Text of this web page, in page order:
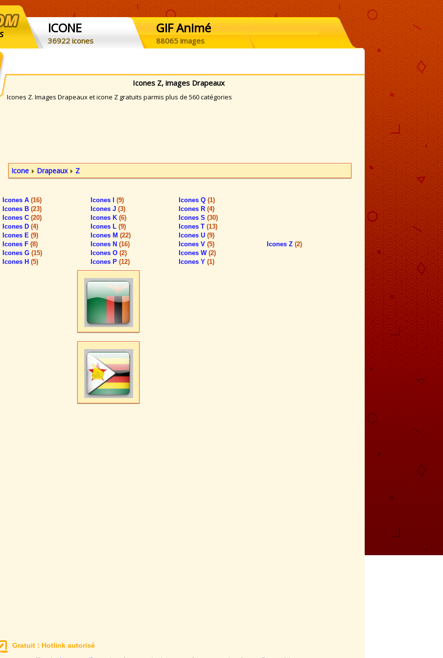
ICONE
36922 icones
GIF Animé
88065 images
Icones Z, images Drapeaux
Icones Z. Images Drapeaux et icone Z gratuits parmis plus de 560 catégories
Icone Drapeaux Z
Icones A (16)
Icones B (23)
Icones C (20)
Icones D (4)
Icones E (9)
Icones F (8)
Icones G (15)
Icones H (5)
Icones I (9)
Icones J (3)
Icones K (6)
Icones L (9)
Icones M (22)
Icones N (16)
Icones O (2)
Icones P (12)
Icones Q (1)
Icones R (4)
Icones S (30)
Icones T (13)
Icones U (9)
Icones V (5)
Icones W (2)
Icones Y (1)
Icones Z (2)
Gratuit : Hotlink autorisé